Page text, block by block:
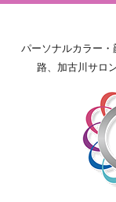
パーソナルカラー
路、加古川サ